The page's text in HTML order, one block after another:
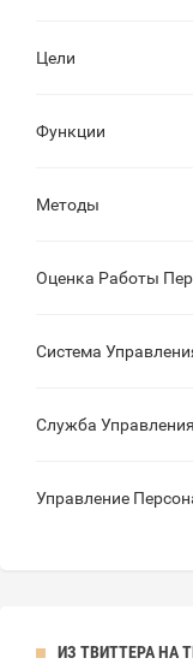
Цели
Функции
Методы
Оценка Работы
Система
Служба
Управление
ИЗ ТВИТТЕРА НА